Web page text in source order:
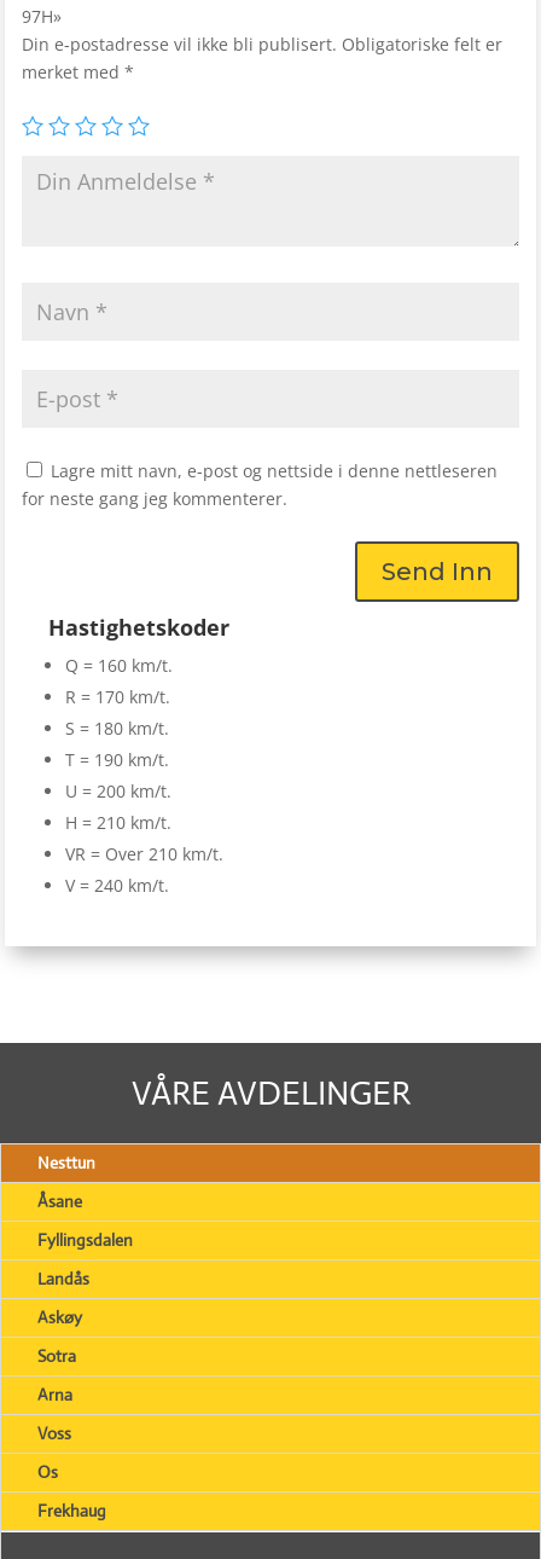
97H»
Din e-postadresse vil ikke bli publisert. Obligatoriske felt er
merket med *
Lagre mitt navn, e-post og nettside i denne nettleseren
for neste gang jeg kommenterer.
Send Inn
Hastighetskoder
Q = 160 km/t.
R = 170 km/t.
S = 180 km/t.
T = 190 km/t.
U = 200 km/t.
H = 210 km/t.
VR = Over 210 km/t.
V = 240 km/t.
VÅRE AVDELINGER
Nesttun
Åsane
Fyllingsdalen
Landås
Askøy
Sotra
Arna
Voss
Os
Frekhaug